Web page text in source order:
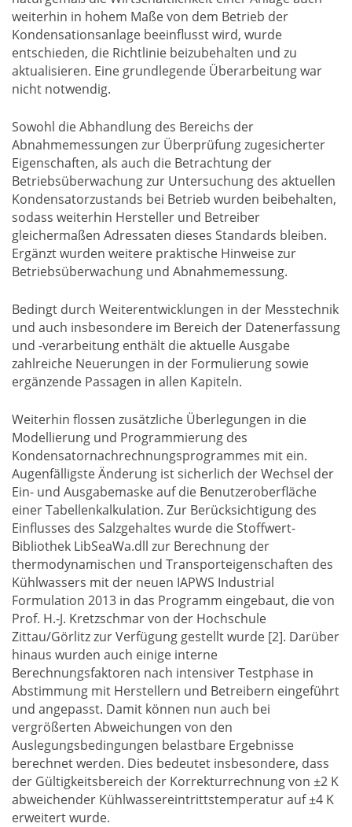
weiterhin in hohem Maße von dem Betrieb der
Kondensationsanlage beeinflusst wird, wurde
entschieden, die Richtlinie beizubehalten und zu
aktualisieren. Eine grundlegende Überarbeitung war
nicht notwendig.
Sowohl die Abhandlung des Bereichs der
Abnahmemessungen zur Überprüfung zugesicherter
Eigenschaften, als auch die Betrachtung der
Betriebsüberwachung zur Untersuchung des aktuellen
Kondensatorzustands bei Betrieb wurden beibehalten,
sodass weiterhin Hersteller und Betreiber
gleichermaßen Adressaten dieses Standards bleiben.
Ergänzt wurden weitere praktische Hinweise zur
Betriebsüberwachung und Abnahmemessung.
Bedingt durch Weiterentwicklungen in der Messtechnik
und auch insbesondere im Bereich der Datenerfassung
und -verarbeitung enthält die aktuelle Ausgabe
zahlreiche Neuerungen in der Formulierung sowie
ergänzende Passagen in allen Kapiteln.
Weiterhin flossen zusätzliche Überlegungen in die
Modellierung und Programmierung des
Kondensatornachrechnungsprogrammes mit ein.
Augenfälligste Änderung ist sicherlich der Wechsel der
Ein- und Ausgabemaske auf die Benutzeroberfläche
einer Tabellenkalkulation. Zur Berücksichtigung des
Einflusses des Salzgehaltes wurde die Stoffwert-
Bibliothek LibSeaWa.dll zur Berechnung der
thermodynamischen und Transporteigenschaften des
Kühlwassers mit der neuen IAPWS Industrial
Formulation 2013 in das Programm eingebaut, die von
Prof. H.-J. Kretzschmar von der Hochschule
Zittau/Görlitz zur Verfügung gestellt wurde [2]. Darüber
hinaus wurden auch einige interne
Berechnungsfaktoren nach intensiver Testphase in
Abstimmung mit Herstellern und Betreibern eingeführt
und angepasst. Damit können nun auch bei
vergrößerten Abweichungen von den
Auslegungsbedingungen belastbare Ergebnisse
berechnet werden. Dies bedeutet insbesondere, dass
der Gültigkeitsbereich der Korrekturrechnung von ±2 K
abweichender Kühlwassereintrittstemperatur auf ±4 K
erweitert wurde.